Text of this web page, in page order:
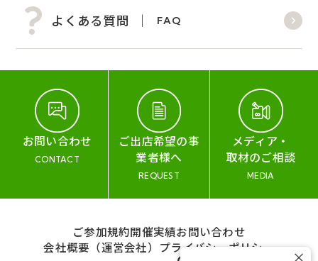
よくある質問 FAQ
お問い合わせ
CONTACT
ご出店希望の事
業者様へ
REQUEST
メディア・
取材のご相談
MEDIA
ご参加規約開催実績お問い合わせ
会社概要（運営会社） プライバシーポリシー
×